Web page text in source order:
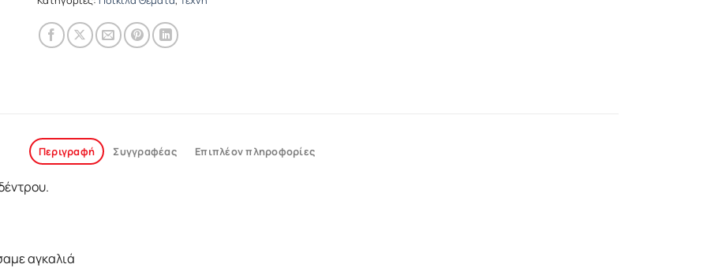
Περιγραφή Συγγραφέας Επιπλέον πληροφορίες
αγκαλιά